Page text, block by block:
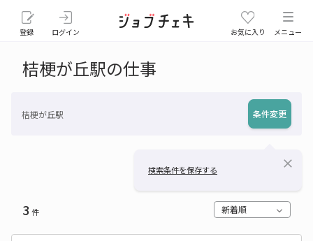
登録 ログイン お気に入り メニュー
桔梗が丘駅の仕事
桔梗が丘駅 条件変更
検索条件を保存する close
3 件 新着順